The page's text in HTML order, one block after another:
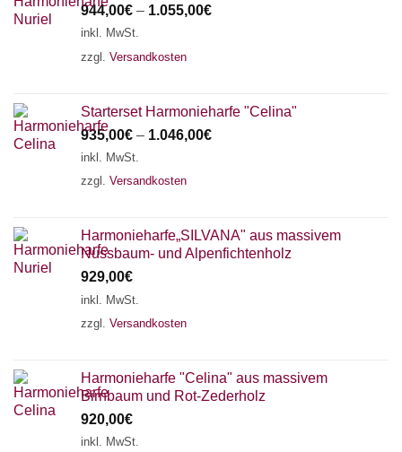
944,00€ – 1.055,00€
inkl. MwSt.
zzgl. Versandkosten
Starterset Harmonieharfe "Celina"
935,00€ – 1.046,00€
inkl. MwSt.
zzgl. Versandkosten
Harmonieharfe„SILVANA" aus massivem
Nussbaum- und Alpenfichtenholz
929,00€
inkl. MwSt.
zzgl. Versandkosten
Harmonieharfe "Celina" aus massivem
Birnbaum und Rot-Zederholz
920,00€
inkl. MwSt.